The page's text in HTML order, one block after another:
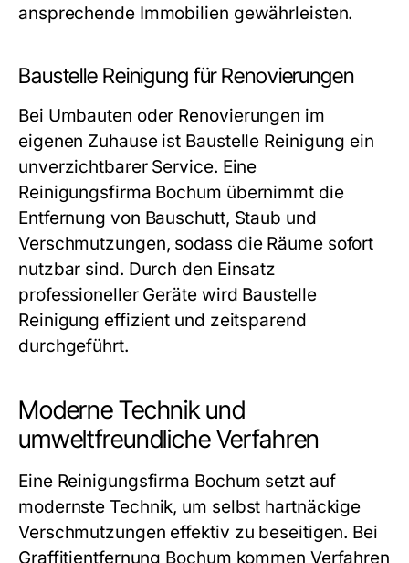
ansprechende Immobilien gewährleisten.
Baustelle Reinigung für Renovierungen
Bei Umbauten oder Renovierungen im
eigenen Zuhause ist Baustelle Reinigung ein
unverzichtbarer Service. Eine
Reinigungsfirma Bochum übernimmt die
Entfernung von Bauschutt, Staub und
Verschmutzungen, sodass die Räume sofort
nutzbar sind. Durch den Einsatz
professioneller Geräte wird Baustelle
Reinigung effizient und zeitsparend
durchgeführt.
Moderne Technik und
umweltfreundliche Verfahren
Eine Reinigungsfirma Bochum setzt auf
modernste Technik, um selbst hartnäckige
Verschmutzungen effektiv zu beseitigen. Bei
Graffitientfernung Bochum kommen Verfahren